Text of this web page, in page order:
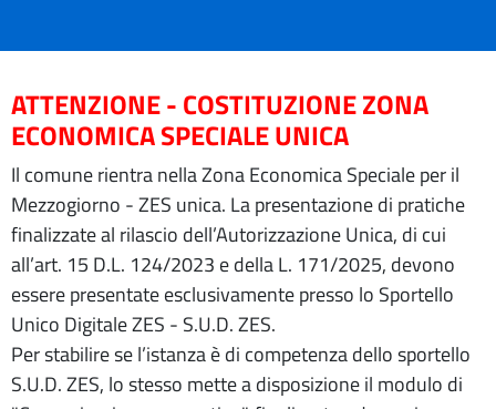
ATTENZIONE - COSTITUZIONE ZONA
ECONOMICA SPECIALE UNICA
Il comune rientra nella Zona Economica Speciale per il
Mezzogiorno - ZES unica. La presentazione di pratiche
finalizzate al rilascio dell’Autorizzazione Unica, di cui
all’art. 15 D.L. 124/2023 e della L. 171/2025, devono
essere presentate esclusivamente presso lo Sportello
Unico Digitale ZES - S.U.D. ZES.
Per stabilire se l’istanza è di competenza dello sportello
S.U.D. ZES, lo stesso mette a disposizione il modulo di